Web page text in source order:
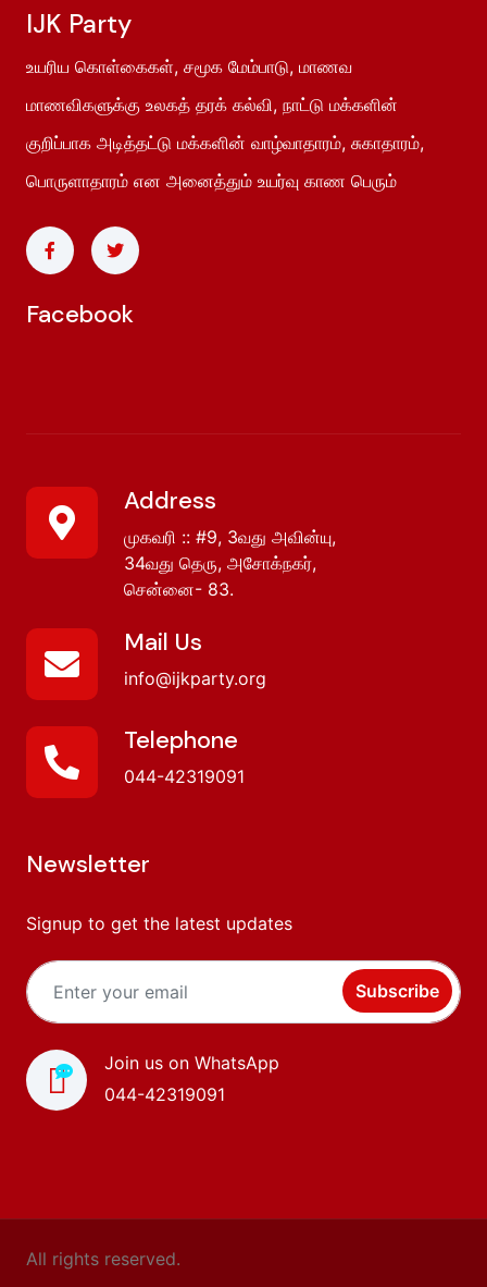
IJK Party
உயரிய கொள்கைகள், சமூக மேம்பாடு, மாணவ
மாணவிகளுக்கு உலகத் தரக் கல்வி, நாட்டு மக்களின்
குறிப்பாக அடித்தட்டு மக்களின் வாழ்வாதாரம், சுகாதாரம்,
பொருளாதாரம் என அனைத்தும் உயர்வு காண பெரும்
Facebook
Address
முகவரி :: #9, 3வது அவின்யு,
34வது தெரு, அசோக்நகர்,
சென்னை- 83.
Mail Us
info@ijkparty.org
Telephone
044-42319091
Newsletter
Signup to get the latest updates
Subscribe
Join us on WhatsApp
044-42319091
All rights reserved.